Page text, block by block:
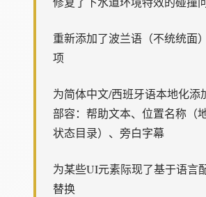
重新添加了波兰语（不统统面
项
为简体中文/西班牙语本地化添
部容：帮助文本、位置名称（
状态目录）、旁白字幕
为某些UI元素际现了基于语言
替换